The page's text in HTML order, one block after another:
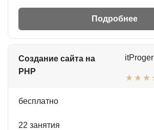
Подробнее
Создание сайта на
PHP
itProger
бесплатно
22 занятия